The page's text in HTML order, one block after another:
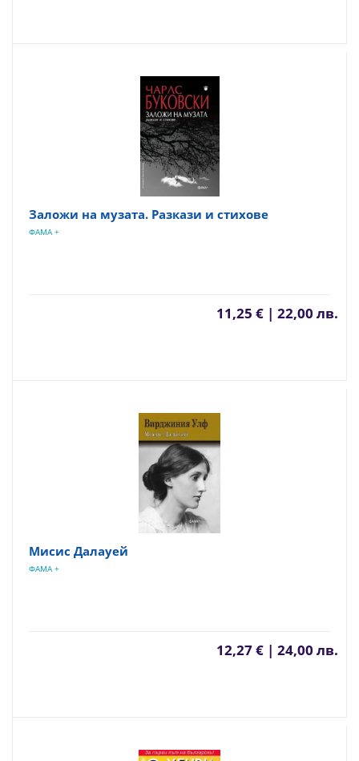
Заложи на музата. Разкази и стихове
ФАМА +
11,25 € | 22,00 лв.
Мисис Далауей
ФАМА +
12,27 € | 24,00 лв.